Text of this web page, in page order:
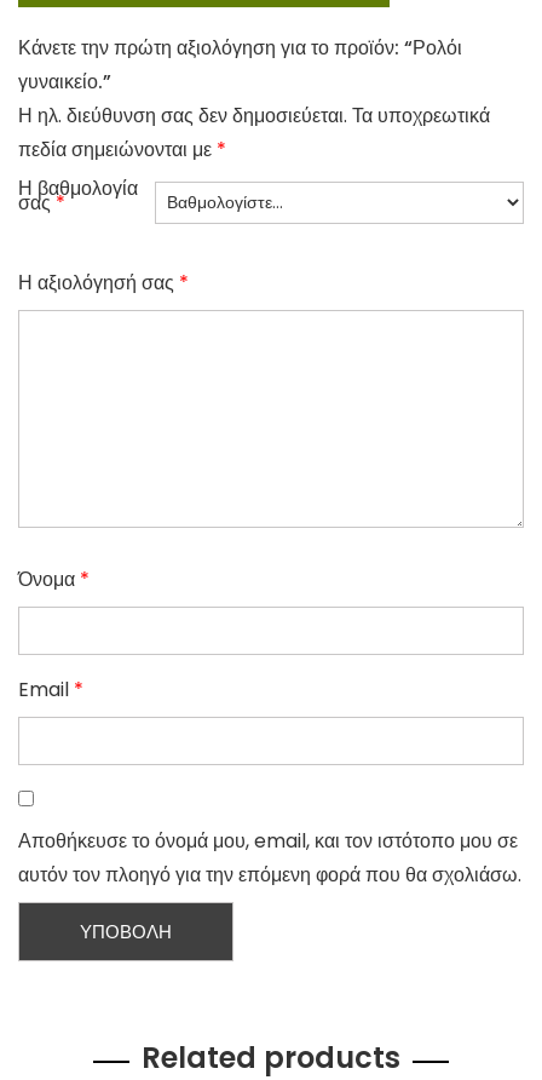
Κάνετε την πρώτη αξιολόγηση για το προϊόν: “Ρολόι
γυναικείο.”
Η ηλ. διεύθυνση σας δεν δημοσιεύεται. Τα υποχρεωτικά
πεδία σημειώνονται με *
Η βαθμολογία
σας*
Η αξιολόγησή σας *
Όνομα *
Email *
Αποθήκευσε το όνομά μου, email, και τον ιστότοπο μου σε
αυτόν τον πλοηγό για την επόμενη φορά που θα σχολιάσω.
Related products